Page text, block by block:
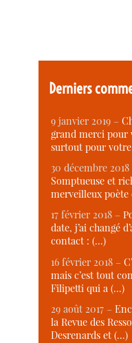
Derniers
9 janvier 2019 –
grand merci pour
surtout pour
30 décembre
Somptueuse et
merveilleux
17 février 2018 –
date, j’ai changé
contact : (…)
16 février 2018 –
mais c’est tout
Filipetti qui a (…)
29 août 2017 –
la Revue des
Desrenards et (…)